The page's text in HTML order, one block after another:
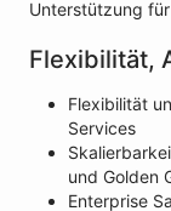
Unterstützung für
Flexibilität,
Flexibilität
Services
und Golden
Enterprise